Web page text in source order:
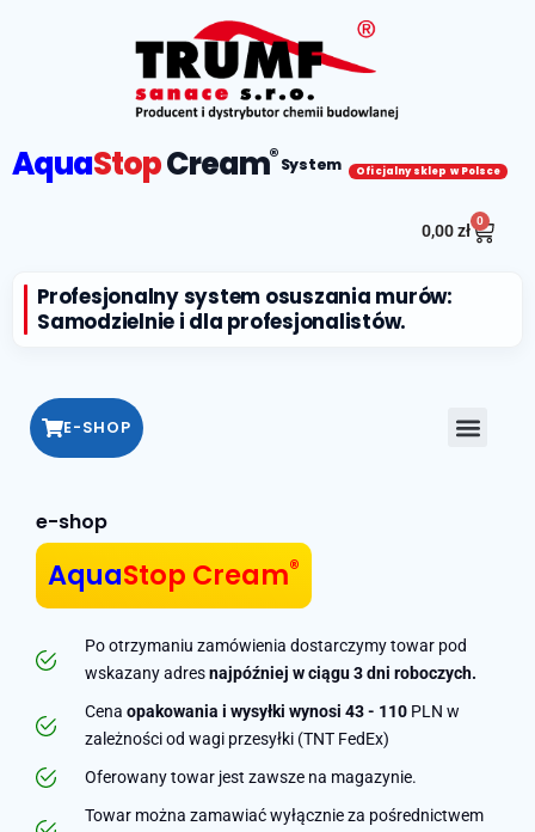
AquaStopCream®System Oficjalny sklep w Polsce
0,00zł
0
Profesjonalny system osuszania murów:
Samodzielnie i dla profesjonalistów.
E-SHOP
e-shop
AquaStop Cream®
Po otrzymaniu zamówienia dostarczymy towar pod
wskazany adresnajpóźniej w ciągu 3 dni roboczych.
Cenaopakowania i wysyłki wynosi 43 - 110 PLN w
zależności od wagi przesyłki (TNT FedEx)
Oferowany towar jest zawsze na magazynie.
Towar można zamawiać wyłącznie za pośrednictwem